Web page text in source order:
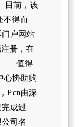
目前，该
得而
户网站
册，在
。 值得
心协助购
P.cn由深
成过
司名